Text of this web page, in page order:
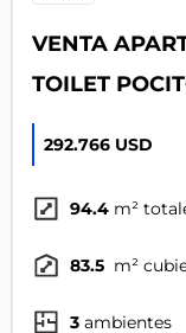
VENTA
TOILET
292.766 USD
94.4 m²
83.5 m²
3 ambientes